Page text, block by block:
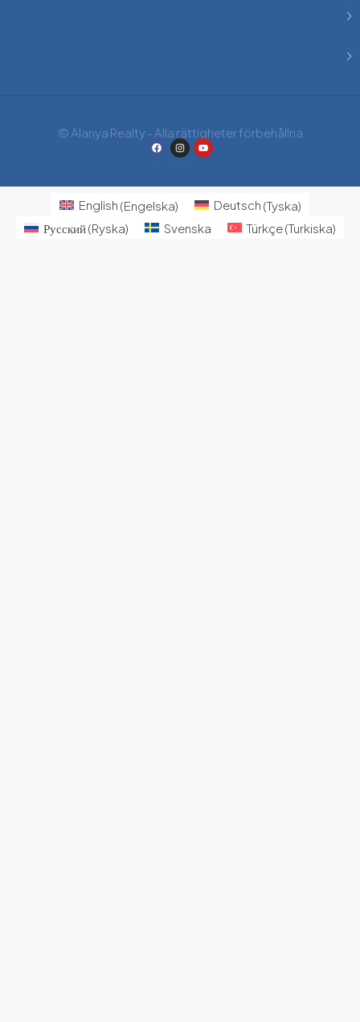
© Alanya Realty - Alla rättigheter förbehållna
English (Engelska) Deutsch (Tyska)
Русский(Ryska) Svenska Türkçe(Turkiska)